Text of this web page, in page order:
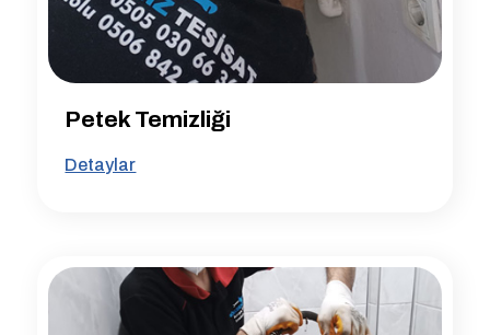
Petek Temizliği
Detaylar